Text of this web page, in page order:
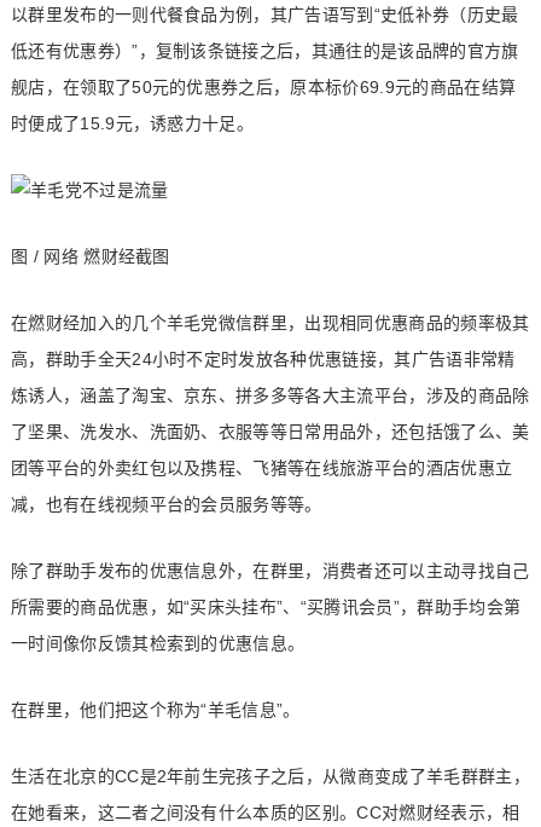
以群里发布的一则代餐食品为例，其广告语写到“史低补券（历史最
低还有优惠券）”，复制该条链接之后，其通往的是该品牌的官方旗
舰店，在领取了50元的优惠券之后，原本标价69.9元的商品在结算
时便成了15.9元，诱惑力十足。
图 / 网络 燃财经截图
在燃财经加入的几个羊毛党微信群里，出现相同优惠商品的频率极其
高，群助手全天24小时不定时发放各种优惠链接，其广告语非常精
炼诱人，涵盖了淘宝、京东、拼多多等各大主流平台，涉及的商品除
了坚果、洗发水、洗面奶、衣服等等日常用品外，还包括饿了么、美
团等平台的外卖红包以及携程、飞猪等在线旅游平台的酒店优惠立
减，也有在线视频平台的会员服务等等。
除了群助手发布的优惠信息外，在群里，消费者还可以主动寻找自己
所需要的商品优惠，如“买床头挂布”、“买腾讯会员”，群助手均会第
一时间像你反馈其检索到的优惠信息。
在群里，他们把这个称为“羊毛信息”。
生活在北京的CC是2年前生完孩子之后，从微商变成了羊毛群群主，
在她看来，这二者之间没有什么本质的区别。CC对燃财经表示，相